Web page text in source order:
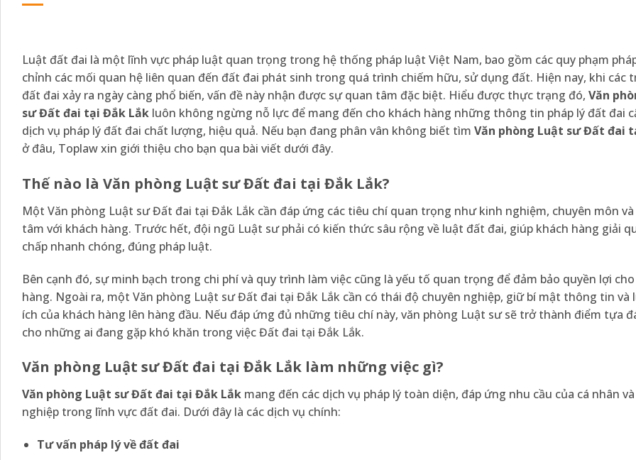
Luật đất đai là một lĩnh vực pháp luật quan trọng trong hệ thống pháp luật Việt Nam, bao gồm các quy phạm
chỉnh các mối quan hệ liên quan đến đất đai phát sinh trong quá trình chiếm hữu, sử dụng đất. Hiện nay, khi các
đất đai xảy ra ngày càng phổ biến, vấn đề này nhận được sự quan tâm đặc biệt. Hiểu được thực trạng đó, Văn
sư Đất đai tại Đắk Lắk luôn không ngừng nỗ lực để mang đến cho khách hàng những thông tin pháp lý đất đai
dịch vụ pháp lý đất đai chất lượng, hiệu quả. Nếu bạn đang phân vân không biết tìm Văn phòng Luật sư Đất đai
ở đâu, Toplaw xin giới thiệu cho bạn qua bài viết dưới đây.
Thế nào là Văn phòng Luật sư Đất đai tại Đắk Lắk?
Một Văn phòng Luật sư Đất đai tại Đắk Lắk cần đáp ứng các tiêu chí quan trọng như kinh nghiệm, chuyên môn
tâm với khách hàng. Trước hết, đội ngũ Luật sư phải có kiến thức sâu rộng về luật đất đai, giúp khách hàng giải
chấp nhanh chóng, đúng pháp luật.
Bên cạnh đó, sự minh bạch trong chi phí và quy trình làm việc cũng là yếu tố quan trọng để đảm bảo quyền lợi
hàng. Ngoài ra, một Văn phòng Luật sư Đất đai tại Đắk Lắk cần có thái độ chuyên nghiệp, giữ bí mật thông tin và
ích của khách hàng lên hàng đầu. Nếu đáp ứng đủ những tiêu chí này, văn phòng Luật sư sẽ trở thành điểm tựa
cho những ai đang gặp khó khăn trong việc Đất đai tại Đắk Lắk.
Văn phòng Luật sư Đất đai tại Đắk Lắk làm những việc gì?
Văn phòng Luật sư Đất đai tại Đắk Lắk mang đến các dịch vụ pháp lý toàn diện, đáp ứng nhu cầu của cá nhân
nghiệp trong lĩnh vực đất đai. Dưới đây là các dịch vụ chính:
Tư vấn pháp lý về đất đai